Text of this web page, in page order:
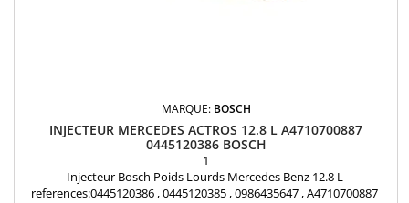
MARQUE: BOSCH
INJECTEUR MERCEDES ACTROS 12.8 L A4710700887
0445120386 BOSCH
1
Injecteur Bosch Poids Lourds Mercedes Benz 12.8 L
references:0445120386 , 0445120385 , 0986435647 , A4710700887